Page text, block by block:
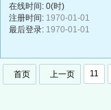
在线时间: 0(时)
注册时间: 1970-01-01
最后登录: 1970-01-01
首页 上一页 11